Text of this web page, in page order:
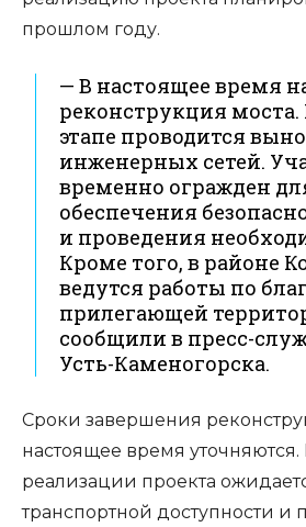
прошлом году.
— В настоящее время
реконструкция
этапе проводится
инженерных сетей.
временно огражден
обеспечения
и проведения
Кроме того, в районе
ведутся работы по
прилегающей
сообщили в пресс-
Усть-Каменогорска.
Сроки завершения
настоящее время уточняются.
реализации проекта
транспортной доступности